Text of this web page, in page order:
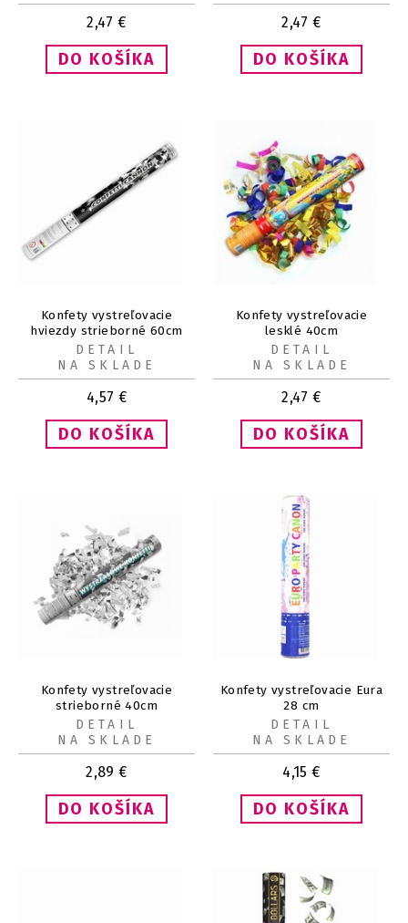
2,47 € 2,47 €
Konfety vystreľovacie
hviezdy strieborné 60cm
4,57 €
DETAIL
NA SKLADE
Konfety vystreľovacie
lesklé 40cm
2,47 €
DETAIL
NA SKLADE
Konfety vystreľovacie
strieborné 40cm
2,89 €
DETAIL
NA SKLADE
Konfety vystreľovacie Eura
28 cm
4,15 €
DETAIL
NA SKLADE